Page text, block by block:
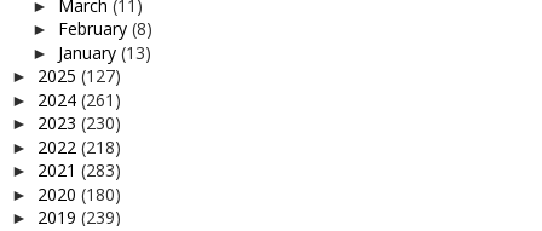
► March (11)
► February (8)
► January (13)
► 2025 (127)
► 2024 (261)
► 2023 (230)
► 2022 (218)
► 2021 (283)
► 2020 (180)
► 2019 (239)